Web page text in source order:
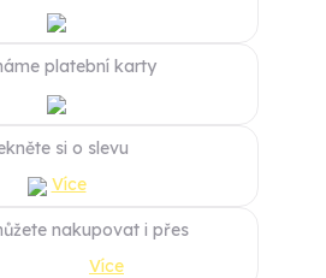
platební karty
si o slevu
Více
nakupovat i přes
Více